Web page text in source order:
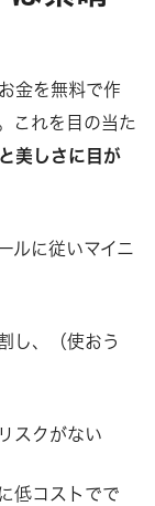
金を無料で作
これを目の当た
美しさに目が
に従いマイニ
し、（使おう
スクがない
低コストでで